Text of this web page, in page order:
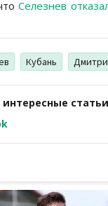
Селезнев
Кубань
интересные